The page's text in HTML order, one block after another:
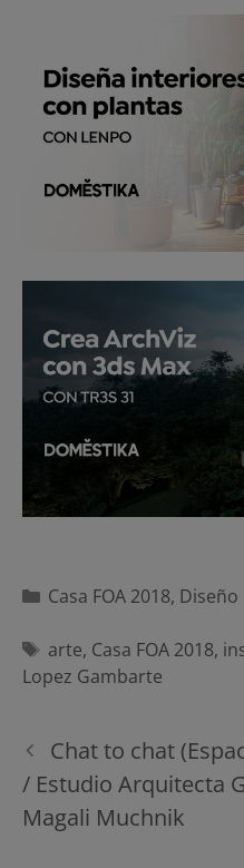
Categorías
Casa FOA 2018, Diseño
Etiquetas
arte, Casa FOA 2018,
Lopez Gambarte
Navegación
de
entradas
Chat to chat
/ Estudio Arquitecta
Magali Muchnik